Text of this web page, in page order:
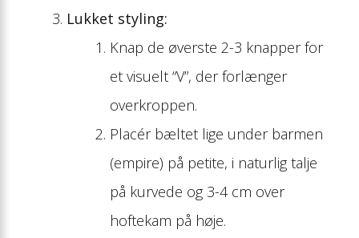
Lukket styling:
Knap de øverste 2-3 knapper for
et visuelt “V”, der forlænger
overkroppen.
Placér bæltet lige under barmen
(empire) på petite, i naturlig talje
på kurvede og 3-4 cm over
hoftekam på høje.